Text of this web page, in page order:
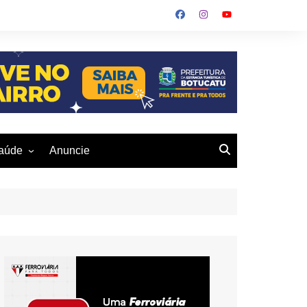
Anuncie